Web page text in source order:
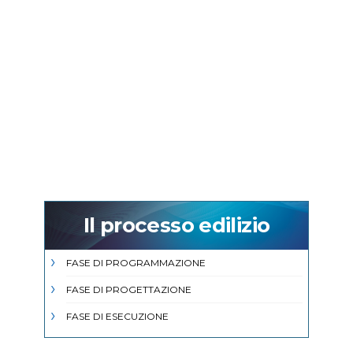
Il processo edilizio
FASE DI PROGRAMMAZIONE
FASE DI PROGETTAZIONE
FASE DI ESECUZIONE